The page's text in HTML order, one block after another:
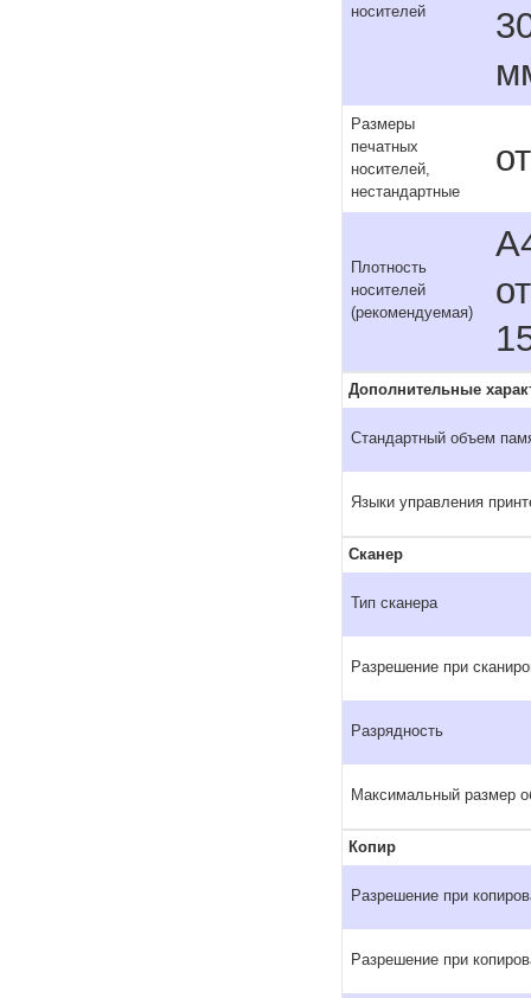
носителей
Размеры
печатных
носителей,
нестандартные
Плотность
носителей
(рекомендуемая)
Дополнительные
Стандартный объем
Языки управления
Сканер
Тип сканера
Разрешение при
Разрядность
Максимальный размер
Копир
Разрешение при
Разрешение при